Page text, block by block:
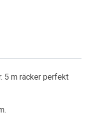
5 m räcker perfekt